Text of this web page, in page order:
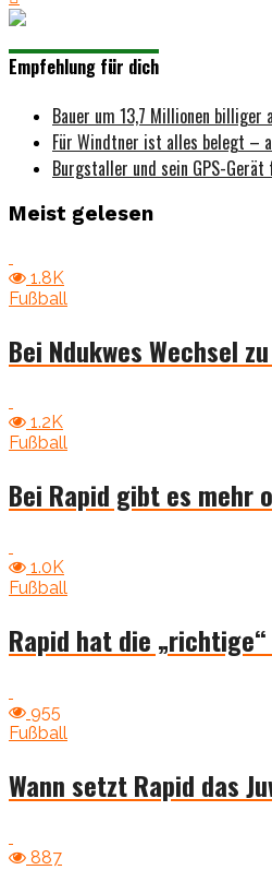
Empfehlung für dich
Bauer um 13,7 Millionen billiger
Für Windtner ist alles belegt –
Burgstaller und sein GPS-Gerät
Meist gelesen
1.8K
Fußball
Bei Ndukwes Wechsel
1.2K
Fußball
Bei Rapid gibt es mehr
1.0K
Fußball
Rapid hat die
955
Fußball
Wann setzt Rapid das
887